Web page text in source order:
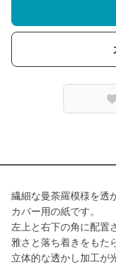
繊細な曼荼羅模様を透
カバー用の紙です。
左上と右下の角に配置
雅さと落ち着きをもた
立体的な透かし加工が